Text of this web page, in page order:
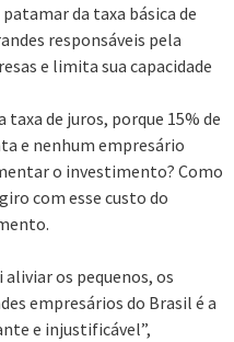
da taxa básica de
responsáveis pela
e limita sua capacidade
taxa de juros, porque 15% de
e nenhum empresário
o investimento? Como
com esse custo do
os pequenos, os
empresários do Brasil é a
e injustificável”,